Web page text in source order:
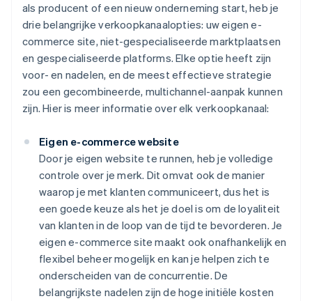
als producent of een nieuw onderneming start, heb je
drie belangrijke verkoopkanaalopties: uw eigen e-
commerce site, niet-gespecialiseerde marktplaatsen
en gespecialiseerde platforms. Elke optie heeft zijn
voor- en nadelen, en de meest effectieve strategie
zou een gecombineerde, multichannel-aanpak kunnen
zijn. Hier is meer informatie over elk verkoopkanaal:
Eigen e-commerce website
Door je eigen website te runnen, heb je volledige
controle over je merk. Dit omvat ook de manier
waarop je met klanten communiceert, dus het is
een goede keuze als het je doel is om de loyaliteit
van klanten in de loop van de tijd te bevorderen. Je
eigen e-commerce site maakt ook onafhankelijk en
flexibel beheer mogelijk en kan je helpen zich te
onderscheiden van de concurrentie. De
belangrijkste nadelen zijn de hoge initiële kosten